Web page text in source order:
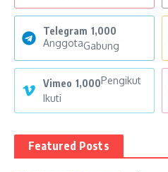
Telegram 1,000
AnggotaGabung
Vimeo 1,000Pengikut
Ikuti
Featured Posts